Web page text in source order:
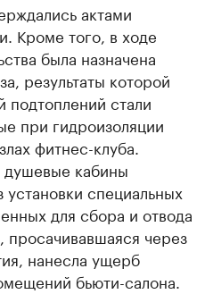
актами
Кроме того, в ходе
была назначена
результаты которой
подтоплений стали
при гидроизоляции
фитнес-клуба.
душевые кабины
установки специальных
для сбора и отвода
просачивавшаяся через
нанесла ущерб
бьюти-салона.